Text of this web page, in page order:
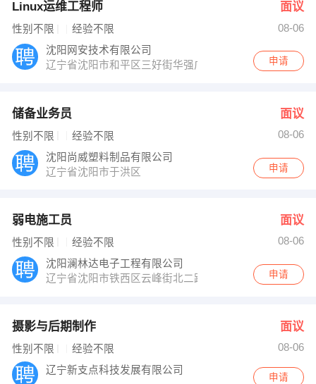
Linux运维工程师 面议
性别不限 经验不限
08-06
沈阳网安技术有限公司
辽宁省沈阳市和平区三好街华强广场A座1811
申请
储备业务员 面议
性别不限 经验不限
08-06
沈阳尚威塑料制品有限公司
辽宁省沈阳市于洪区
申请
弱电施工员 面议
性别不限 经验不限
08-06
沈阳澜林达电子工程有限公司
辽宁省沈阳市铁西区云峰街北二路鑫丰国际6号楼17B-15
申请
摄影与后期制作 面议
性别不限 经验不限
08-06
辽宁新支点科技发展有限公司
申请